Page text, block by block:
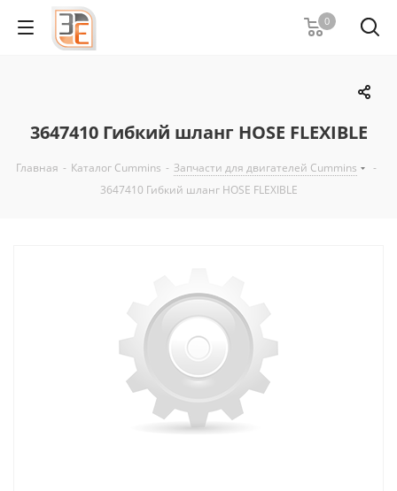
0
3647410 Гибкий шланг HOSE FLEXIBLE
Главная - Каталог Cummins - Запчасти для двигателей Cummins
-
3647410 Гибкий шланг HOSE FLEXIBLE